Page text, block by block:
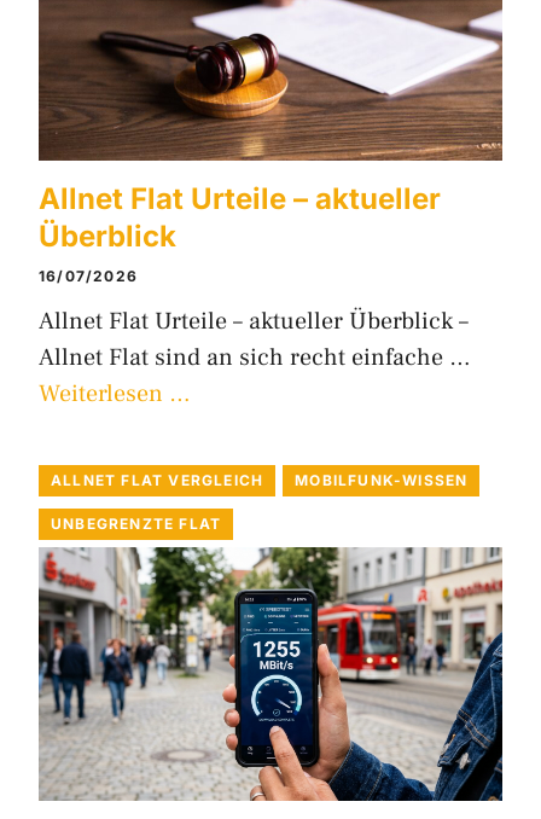
Allnet Flat Urteile – aktueller
Überblick
16/07/2026
Allnet Flat Urteile – aktueller Überblick –
Allnet Flat sind an sich recht einfache …
Weiterlesen …
ALLNET FLAT VERGLEICH MOBILFUNK-WISSEN
UNBEGRENZTE FLAT